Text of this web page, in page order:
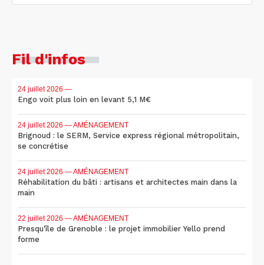
Fil d'infos
24 juillet 2026 —
Engo voit plus loin en levant 5,1 M€
24 juillet 2026 — AMÉNAGEMENT
Brignoud : le SERM, Service express régional métropolitain,
se concrétise
24 juillet 2026 — AMÉNAGEMENT
Réhabilitation du bâti : artisans et architectes main dans la
main
22 juillet 2026 — AMÉNAGEMENT
Presqu'île de Grenoble : le projet immobilier Yello prend
forme